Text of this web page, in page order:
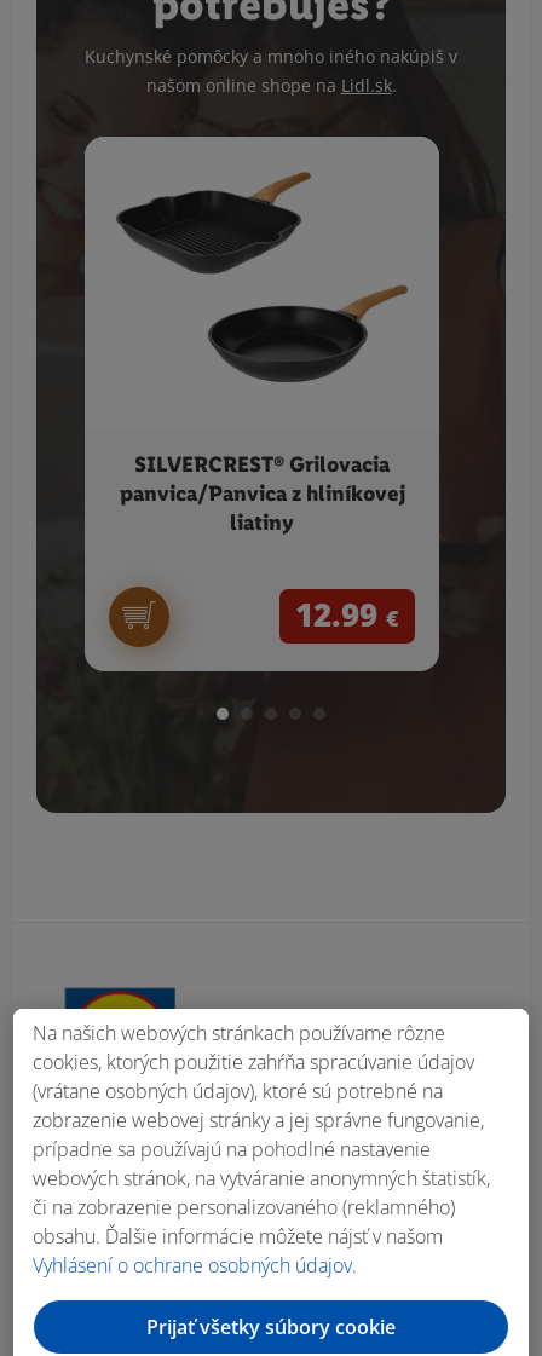
Kuchynské pomôcky a mnoho iného nakúpiš v
našom online shope na Lidl.sk.
SILVERCREST® Grilovacia
panvica/Panvica z hliníkovej
liatiny
12.99 €
Na našich webových stránkach používame rôzne
cookies, ktorých použitie zahŕňa spracúvanie údajov
(vrátane osobných údajov), ktoré sú potrebné na
zobrazenie webovej stránky a jej správne fungovanie,
prípadne sa používajú na pohodlné nastavenie
webových stránok, na vytváranie anonymných štatistík,
či na zobrazenie personalizovaného (reklamného)
obsahu. Ďalšie informácie môžete nájsť v našom
Vyhlásení o ochrane osobných údajov.
Prijať všetky súbory cookie